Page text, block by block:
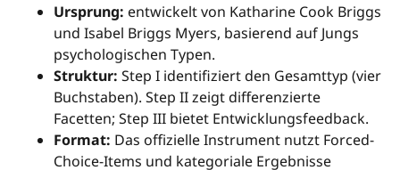
Ursprung: entwickelt von Katharine Cook Briggs
und Isabel Briggs Myers, basierend auf Jungs
psychologischen Typen.
Struktur: Step I identifiziert den Gesamttyp (vier
Buchstaben). Step II zeigt differenzierte
Facetten; Step III bietet Entwicklungsfeedback.
Format: Das offizielle Instrument nutzt Forced-
Choice-Items und kategoriale Ergebnisse